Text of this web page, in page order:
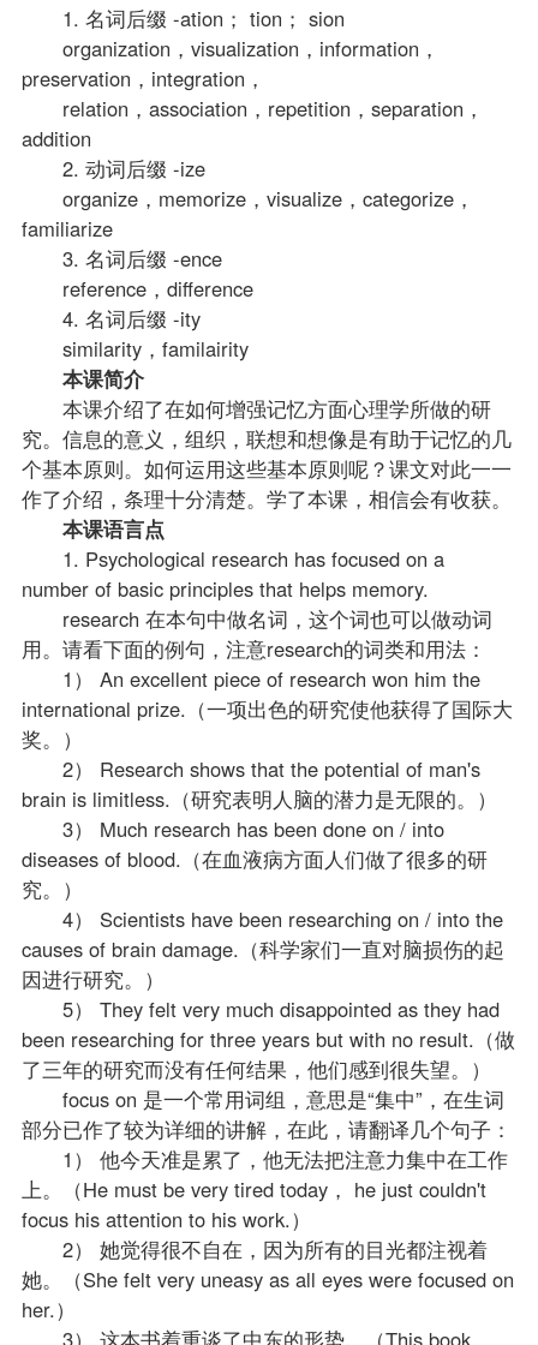
1. 名词后缀 -ation； tion； sion
organization，visualization，information，
preservation，integration，
relation，association，repetition，separation，
addition
2. 动词后缀 -ize
organize，memorize，visualize，categorize，
familiarize
3. 名词后缀 -ence
reference，difference
4. 名词后缀 -ity
similarity，familairity
本课简介
本课介绍了在如何增强记忆方面心理学所做的研
究。信息的意义，组织，联想和想像是有助于记忆的几
个基本原则。如何运用这些基本原则呢？课文对此一一
作了介绍，条理十分清楚。学了本课，相信会有收获。
本课语言点
1. Psychological research has focused on a
number of basic principles that helps memory.
research 在本句中做名词，这个词也可以做动词
用。请看下面的例句，注意research的词类和用法：
1） An excellent piece of research won him the
international prize.（一项出色的研究使他获得了国际大
奖。）
2） Research shows that the potential of man's
brain is limitless.（研究表明人脑的潜力是无限的。）
3） Much research has been done on / into
diseases of blood.（在血液病方面人们做了很多的研
究。）
4） Scientists have been researching on / into the
causes of brain damage.（科学家们一直对脑损伤的起
因进行研究。）
5） They felt very much disappointed as they had
been researching for three years but with no result.（做
了三年的研究而没有任何结果，他们感到很失望。）
focus on 是一个常用词组，意思是“集中”，在生词
部分已作了较为详细的讲解，在此，请翻译几个句子：
1） 他今天准是累了，他无法把注意力集中在工作
上。（He must be very tired today， he just couldn't
focus his attention to his work.）
2） 她觉得很不自在，因为所有的目光都注视着
她。（She felt very uneasy as all eyes were focused on
her.）
3） 这本书着重谈了中东的形势。（This book